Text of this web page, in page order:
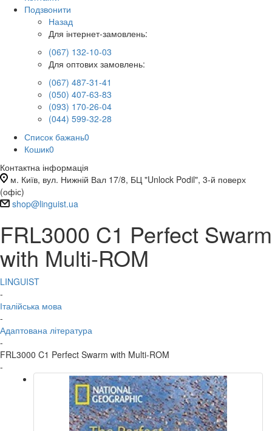
Подзвонити
Назад
Для інтернет-замовлень:
(067) 132-10-03
Для оптових замовлень:
(067) 487-31-41
(050) 407-63-83
(093) 170-26-04
(044) 599-32-28
Список бажань0
Кошик0
Контактна інформація
м. Київ, вул. Нижній Вал 17/8, БЦ "Unlock Podil", 3-й поверх
(офіс)
shop@linguist.ua
FRL3000 C1 Perfect Swarm
with Multi-ROM
LINGUIST
-
Італійська мова
-
Адаптована література
-
FRL3000 C1 Perfect Swarm with Multi-ROM
-